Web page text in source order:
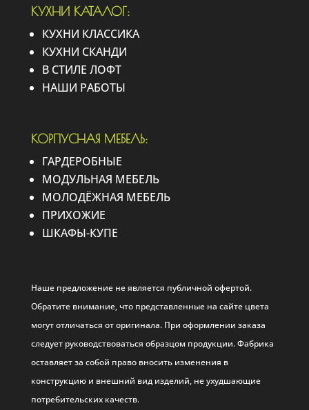
КУХНИ КАТАЛОГ:
КУХНИ КЛАССИКА
КУХНИ СКАНДИ
В СТИЛЕ ЛОФТ
НАШИ РАБОТЫ
КОРПУСНАЯ МЕБЕЛЬ:
ГАРДЕРОБНЫЕ
МОДУЛЬНАЯ МЕБЕЛЬ
МОЛОДЁЖНАЯ МЕБЕЛЬ
ПРИХОЖИЕ
ШКАФЫ-КУПЕ
Наше предложение не является публичной офертой.
Обратите внимание, что представленные на сайте цвета
могут отличаться от оригинала. При оформлении заказа
следует руководствоваться образцом продукции. Фабрика
оставляет за собой право вносить изменения в
конструкцию и внешний вид изделий, не ухудшающие
потребительских качеств.